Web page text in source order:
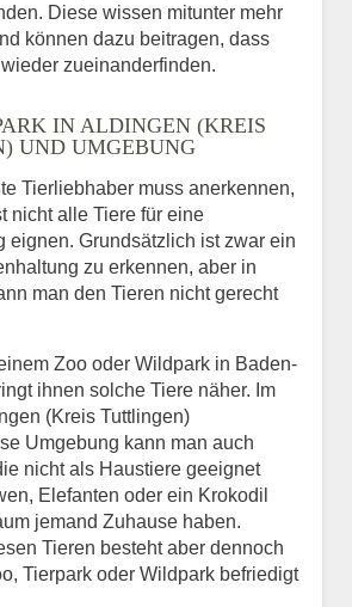
Diese wissen mitunter mehr
können dazu beitragen, dass
zueinanderfinden.
IN ALDINGEN (KREIS
UND UMGEBUNG
Tierliebhaber muss anerkennen,
nicht alle Tiere für eine
eignen. Grundsätzlich ist zwar ein
zu erkennen, aber in
man den Tieren nicht gerecht
Zoo oder Wildpark in Baden-
ihnen solche Tiere näher. Im
(Kreis Tuttlingen)
Umgebung kann man auch
nicht als Haustiere geeignet
Elefanten oder ein Krokodil
jemand Zuhause haben.
Tieren besteht aber dennoch
Tierpark oder Wildpark befriedigt